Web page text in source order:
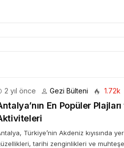
2 yıl önce Gezi Bülteni 1.72k
En Popüler
Türkiye’nin Akdeniz kıyısında
tarihi zenginlikleri ve
Hikâyesi